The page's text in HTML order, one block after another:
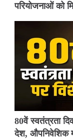
परियोजनाओं को
80वें स्वतंत्रता
देश, औपनिवेशिक